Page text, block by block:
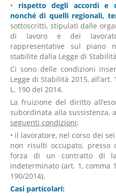
• rispetto degli accordi e
nonché di quelli regionali,
sottoscritti, stipulati dalle
di lavoro e dei
rappresentative sul piano
stabilite dalla Legge di
Ci sono delle condizioni
Legge di Stabilità 2015,
L. 190 del 2014.
La fruizione del diritto
subordinata alla sussistenza,
seguenti condizioni:
• il lavoratore, nel corso dei
non risulti occupato, presso
forza di un contratto di
indeterminato (art. 1, comma
190/2014).
Casi particolari: